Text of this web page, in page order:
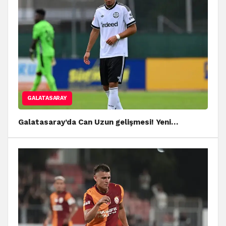
GALATASARAY
Galatasaray’da Can Uzun gelişmesi! Yeni…